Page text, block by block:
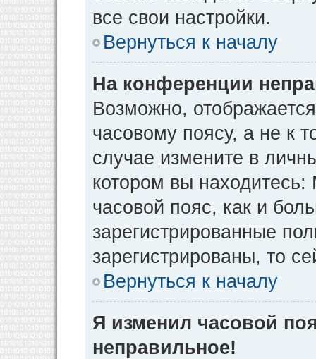
все свои настройки.
Вернуться к началу
На конференции
Возможно,
часовому поясу, а не к
случае измените в
котором вы находитесь:
часовой пояс, как и
зарегистрированные
зарегистрированы, то
Вернуться к началу
Я изменил часовой
неправильное!